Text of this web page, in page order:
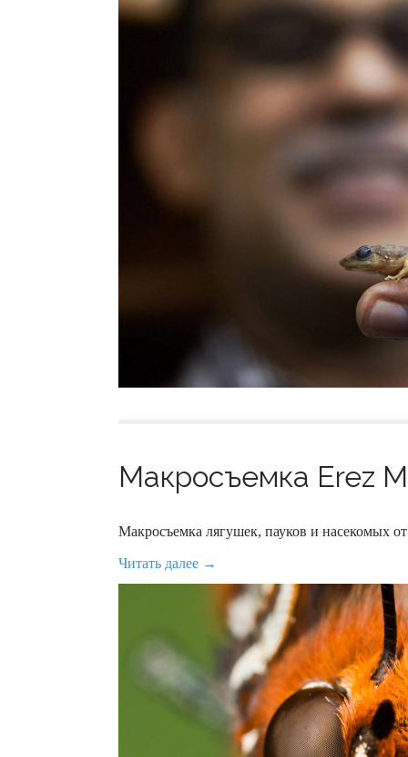
Макросъемка Erez
Макросъемка лягушек, пауков и насекомых
Читать далее →